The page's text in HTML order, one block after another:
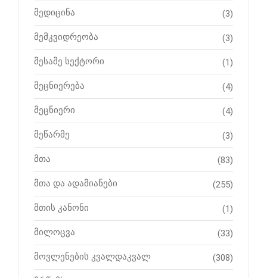
მედიცინა (3)
მემკვიდრეობა (3)
მესამე სექტორი (1)
მეცნიერება (4)
მეცნიერი (4)
მეწარმე (3)
მთა (83)
მთა და ადამიანები (255)
მთის კანონი (1)
მილოცვა (33)
მოვლენების კვალდაკვალ (308)